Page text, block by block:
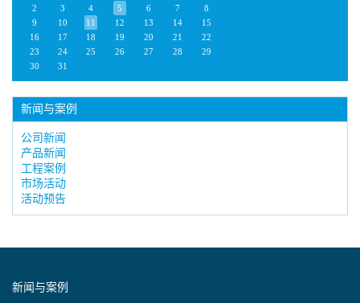
2
3 4 5 6 7
8
9
10 11 12 13 14
15
16
17 18 19 20 21
22
23
24 25 26 27 28
29
30
31
新闻与案例
公司新闻
产品新闻
工程案例
市场活动
活动预告
新闻与案例